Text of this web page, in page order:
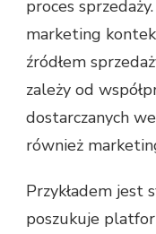
proces
marketing
źródłem
zależy od
dostarczanych
również
Przykładem jest
poszukuje